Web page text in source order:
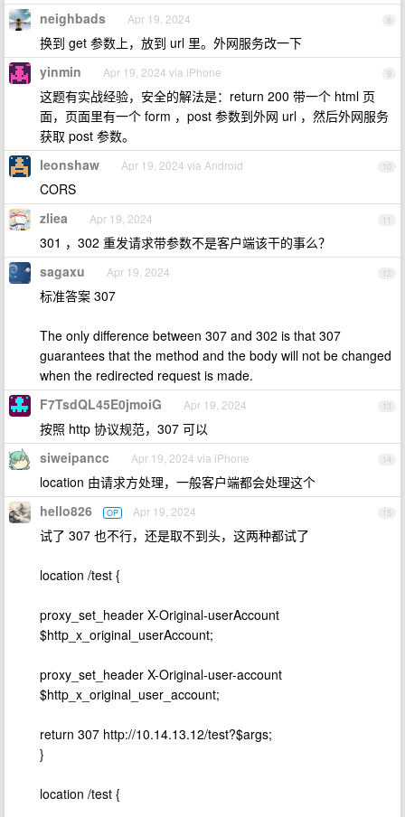
8
neighbads Apr 19, 2024
换到 get 参数上，放到 url 里。外网服务改一下
9
yinmin Apr 19, 2024 via iPhone
这题有实战经验，安全的解法是：return 200 带一个 html 页
面，页面里有一个 form ，post 参数到外网 url ，然后外网服务
获取 post 参数。
10
leonshaw Apr 19, 2024 via Android
CORS
11
zliea Apr 19, 2024
301 ，302 重发请求带参数不是客户端该干的事么？
12
sagaxu Apr 19, 2024
标准答案 307
The only difference between 307 and 302 is that 307
guarantees that the method and the body will not be changed
when the redirected request is made.
13
F7TsdQL45E0jmoiG Apr 19, 2024
按照 http 协议规范，307 可以
14
siweipancc Apr 19, 2024 via iPhone
location 由请求方处理，一般客户端都会处理这个
15
hello826 OP Apr 19, 2024
试了 307 也不行，还是取不到头，这两种都试了
location /test {
proxy_set_header X-Original-userAccount
$http_x_original_userAccount;
proxy_set_header X-Original-user-account
$http_x_original_user_account;
return 307 http://10.14.13.12/test?$args;
}
location /test {